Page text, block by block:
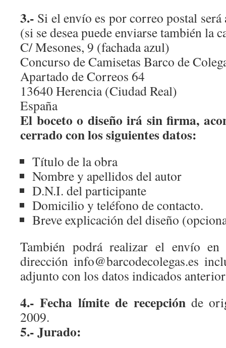
3.- Si el envío es por correo postal
(si se desea puede enviarse también la
C/ Mesones, 9 (fachada azul)
Concurso de Camisetas Barco de
Apartado de Correos 64
13640 Herencia (Ciudad Real)
España
El boceto o diseño irá sin firma,
cerrado con los siguientes datos:
Título de la obra
Nombre y apellidos del autor
D.N.I. del participante
Domicilio y teléfono de contacto.
Breve explicación del diseño
También podrá realizar el envío
dirección info@barcodecolegas.es
adjunto con los datos indicados
4.- Fecha límite de recepciónde
2009.
5.- Jurado: